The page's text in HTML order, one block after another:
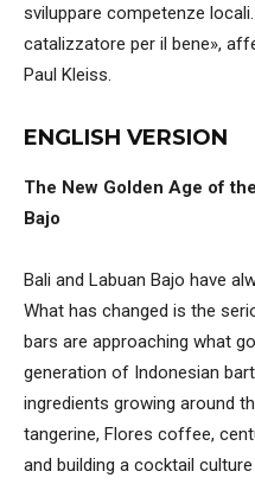
sviluppare competenze
catalizzatore per il bene»,
Paul Kleiss.
ENGLISH VERSION
The New Golden Age of
Bajo
Bali and Labuan Bajo have
What has changed is the
bars are approaching what
generation of Indonesian
ingredients growing around
tangerine, Flores coffee,
and building a cocktail